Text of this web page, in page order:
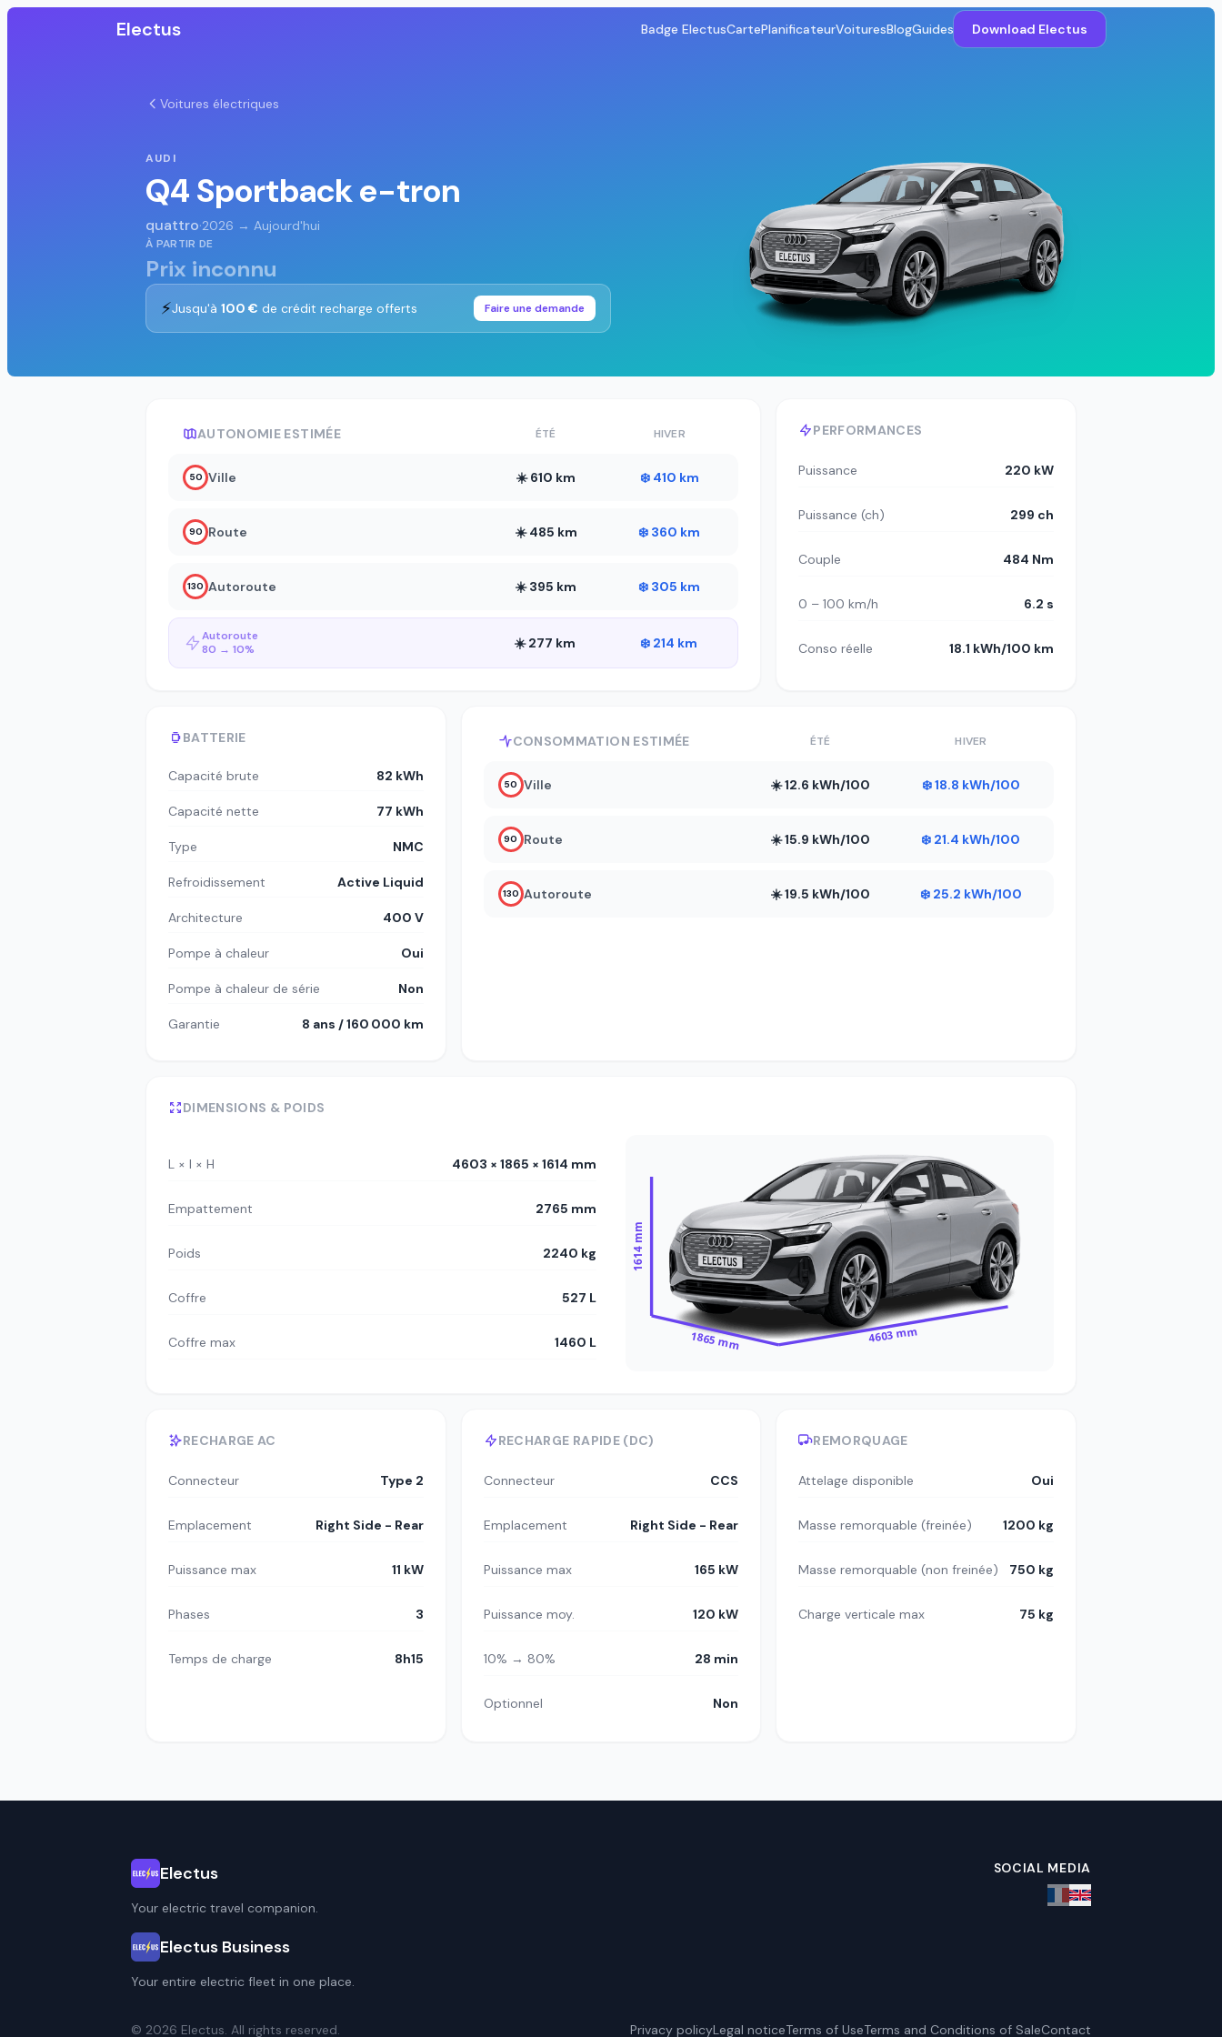
Electus Badge ElectusCartePlanificateurVoituresBlogGuides Download Electus
Voitures électriques
AUDI
Q4 Sportback e-tron
quattro·2026 → Aujourd'hui
À PARTIR DE
Prix inconnu
⚡Jusqu'à 100 € de crédit recharge offerts Faire une demande
AUTONOMIE ESTIMÉE ÉTÉ HIVER
50 Ville ☀️ 610 km ❄️ 410 km
90 Route ☀️ 485 km ❄️ 360 km
130 Autoroute ☀️ 395 km ❄️ 305 km
Autoroute
80 → 10%
☀️ 277 km ❄️ 214 km
PERFORMANCES
Puissance 220 kW
Puissance (ch) 299 ch
Couple 484 Nm
0 – 100 km/h 6.2 s
Conso réelle 18.1 kWh/100 km
BATTERIE
Capacité brute 82 kWh
Capacité nette 77 kWh
Type NMC
Refroidissement Active Liquid
Architecture 400 V
Pompe à chaleur Oui
Pompe à chaleur de série Non
Garantie 8 ans / 160 000 km
CONSOMMATION ESTIMÉE ÉTÉ HIVER
50 Ville ☀️ 12.6 kWh/100 ❄️ 18.8 kWh/100
90 Route ☀️ 15.9 kWh/100 ❄️ 21.4 kWh/100
130 Autoroute ☀️ 19.5 kWh/100 ❄️ 25.2 kWh/100
DIMENSIONS & POIDS
L × l × H 4603 × 1865 × 1614 mm
Empattement 2765 mm
Poids 2240 kg
Coffre 527 L
Coffre max 1460 L
1614 mm
1865 mm 4603 mm
RECHARGE AC
Connecteur Type 2
Emplacement Right Side - Rear
Puissance max 11 kW
Phases 3
Temps de charge 8h15
RECHARGE RAPIDE (DC)
Connecteur CCS
Emplacement Right Side - Rear
Puissance max 165 kW
Puissance moy. 120 kW
10% → 80% 28 min
Optionnel Non
REMORQUAGE
Attelage disponible Oui
Masse remorquable (freinée) 1200 kg
Masse remorquable (non freinée) 750 kg
Charge verticale max 75 kg
Electus
Your electric travel companion.
Electus Business
Your entire electric fleet in one place.
SOCIAL MEDIA
© 2026 Electus. All rights reserved. Privacy policyLegal noticeTerms of UseTerms and Conditions of SaleContact